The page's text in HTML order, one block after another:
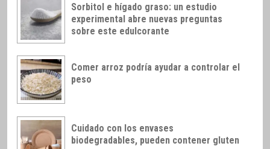
Sorbitol e hígado graso: un estudio
experimental abre nuevas preguntas
sobre este edulcorante
Comer arroz podría ayudar a controlar el
peso
Cuidado con los envases
biodegradables, pueden contener gluten